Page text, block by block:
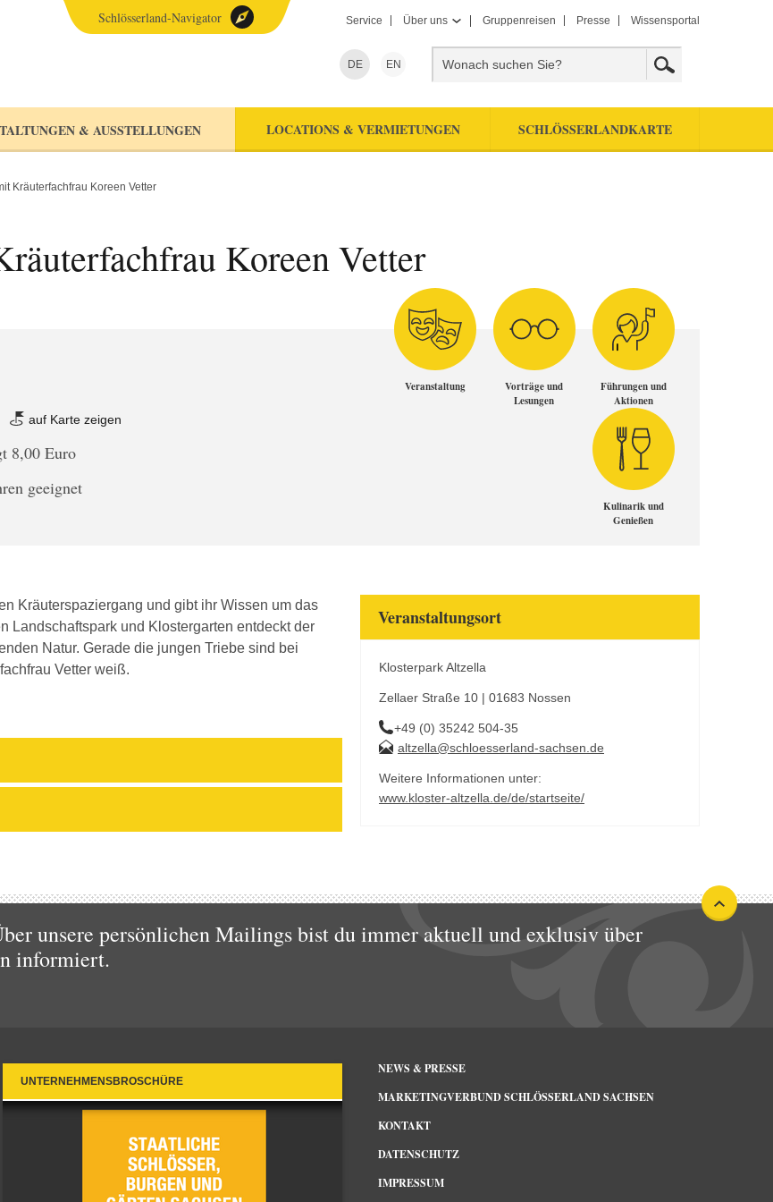
Service Über uns Gruppenreisen Presse Wissensportal
DE EN
& AUSSTELLUNGEN LOCATIONS & VERMIETUNGEN SCHLÖSSERLANDKARTE
Schlösserland-Navigator
Kräuterfachfrau Koreen Vetter
Koreen Vetter
auf Karte zeigen
8,00 Euro
geeignet
Veranstaltung
Vorträge und
Lesungen
Führungen und
Aktionen
Kulinarik und
Genießen
Kräuterspaziergang und gibt ihr Wissen um das
Landschaftspark und Klostergarten entdeckt der
Natur. Gerade die jungen Triebe sind bei
Vetter weiß.
Veranstaltungsort
Klosterpark Altzella
Zellaer Straße 10 | 01683 Nossen
+49 (0) 35242 504-35
altzella@schloesserland-sachsen.de
Weitere Informationen unter:
www.kloster-altzella.de/de/startseite/
unsere persönlichen Mailings bist du immer aktuell und exklusiv über
informiert.
UNTERNEHMENSBROSCHÜRE
NEWS & PRESSE
MARKETINGVERBUND SCHLÖSSERLAND SACHSEN
KONTAKT
DATENSCHUTZ
IMPRESSUM